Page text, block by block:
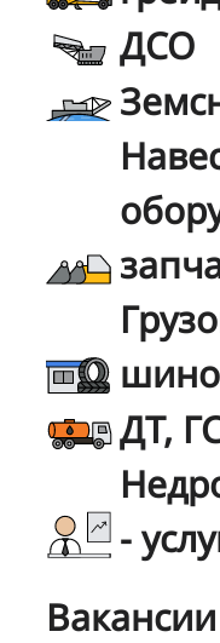
ДСО
ДТ,
-
Вакансии